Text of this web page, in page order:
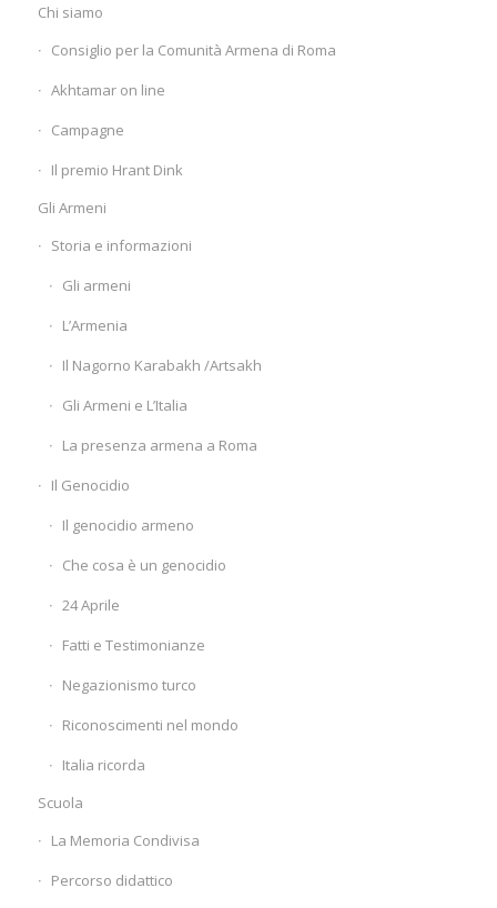
Chi siamo
Consiglio per la Comunità Armena di Roma
Akhtamar on line
Campagne
Il premio Hrant Dink
Gli Armeni
Storia e informazioni
Gli armeni
L’Armenia
Il Nagorno Karabakh /Artsakh
Gli Armeni e L’Italia
La presenza armena a Roma
Il Genocidio
Il genocidio armeno
Che cosa è un genocidio
24 Aprile
Fatti e Testimonianze
Negazionismo turco
Riconoscimenti nel mondo
Italia ricorda
Scuola
La Memoria Condivisa
Percorso didattico